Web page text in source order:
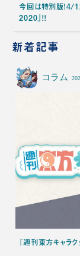
今回は特別版！4/
2020」！！
新着記事
コラム
『週刊東方キャラク